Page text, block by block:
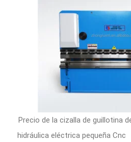
Precio de la cizalla de guillotina
hidráulica eléctrica pequeña Cnc